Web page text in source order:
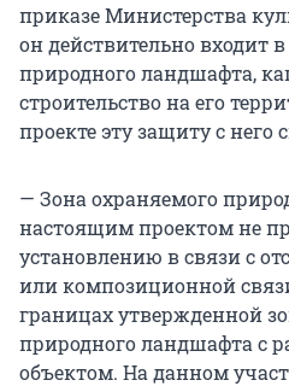
приказе Министерства
он действительно входит
природного ландшафта,
строительство на его
проекте эту защиту с него
— Зона охраняемого
настоящим проектом не
установлению в связи с
или композиционной
границах утвержденной
природного ландшафта с
объектом. На данном